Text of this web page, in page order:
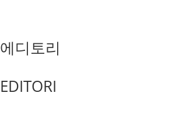
에디토리
EDITORI